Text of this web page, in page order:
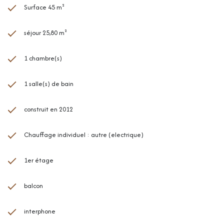
Surface 45 m²
séjour 25,80 m²
1 chambre(s)
1 salle(s) de bain
construit en 2012
Chauffage individuel : autre (electrique)
1er étage
balcon
interphone